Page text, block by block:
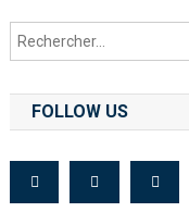
FOLLOW US